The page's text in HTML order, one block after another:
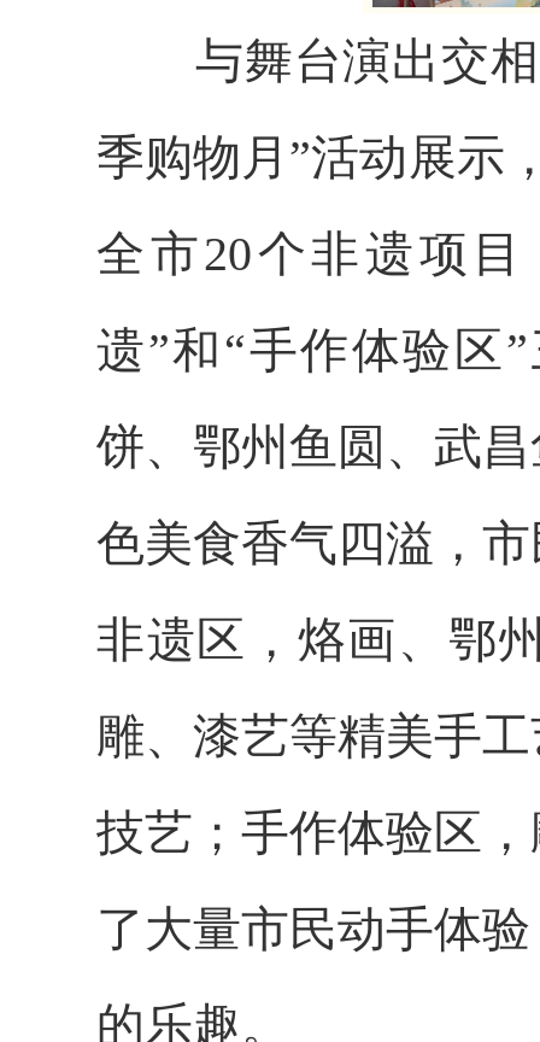
与舞台演出交
季购物月”活动展示
全市20个非遗项目
遗”和“手作体验区
饼、鄂州鱼圆、武
色美食香气四溢，
非遗区，烙画、鄂
雕、漆艺等精美手
技艺；手作体验区
了大量市民动手体
的乐趣。